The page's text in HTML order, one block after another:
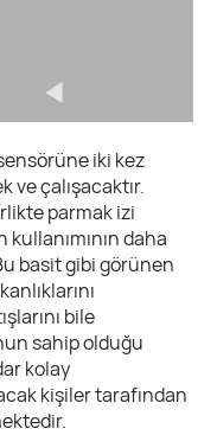
iki kez
çalışacaktır.
parmak izi
daha
basit gibi görünen
bile
sahip olduğu
kolay
kişiler tarafından